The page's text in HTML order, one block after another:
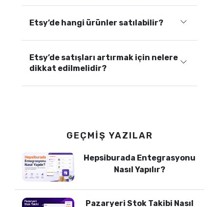
Etsy’de hangi ürünler satılabilir?
Etsy’de satışları artırmak için nelere
dikkat edilmelidir?
GEÇMIŞ YAZILAR
Hepsiburada Entegrasyonu
Nasıl Yapılır?
Pazaryeri Stok Takibi Nasıl